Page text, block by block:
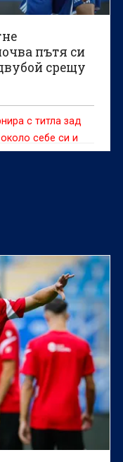
пътя си
срещу
с титла зад
себе си и